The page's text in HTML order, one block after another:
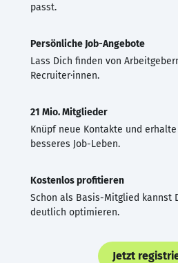
passt.
Persönliche Job-Angebote
Lass Dich finden von
Recruiter·innen.
21 Mio. Mitglieder
Knüpf neue Kontakte und
besseres Job-Leben.
Kostenlos profitieren
Schon als Basis-Mitglied kannst
deutlich optimieren.
Jetzt